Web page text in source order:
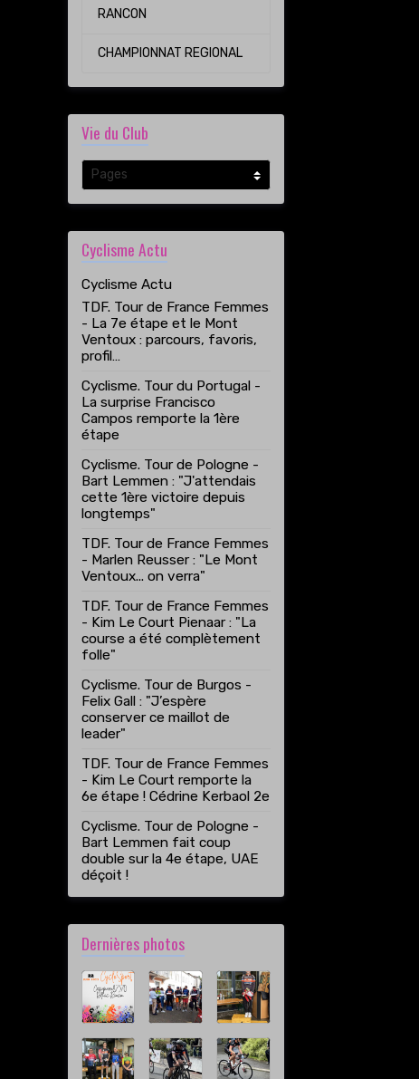
RANCON
CHAMPIONNAT REGIONAL
Vie du Club
Cyclisme Actu
Cyclisme Actu
TDF. Tour de France Femmes
- La 7e étape et le Mont
Ventoux : parcours, favoris,
profil…
Cyclisme. Tour du Portugal -
La surprise Francisco
Campos remporte la 1ère
étape
Cyclisme. Tour de Pologne -
Bart Lemmen : "J'attendais
cette 1ère victoire depuis
longtemps"
TDF. Tour de France Femmes
- Marlen Reusser : "Le Mont
Ventoux... on verra"
TDF. Tour de France Femmes
- Kim Le Court Pienaar : "La
course a été complètement
folle"
Cyclisme. Tour de Burgos -
Felix Gall : "J’espère
conserver ce maillot de
leader"
TDF. Tour de France Femmes
- Kim Le Court remporte la
6e étape ! Cédrine Kerbaol 2e
Cyclisme. Tour de Pologne -
Bart Lemmen fait coup
double sur la 4e étape, UAE
déçoit !
Dernières photos